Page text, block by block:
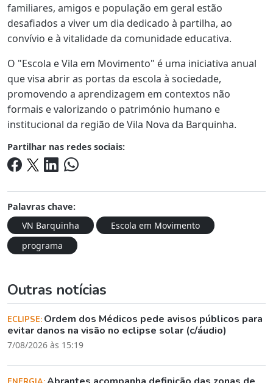
familiares, amigos e população em geral estão
desafiados a viver um dia dedicado à partilha, ao
convívio e à vitalidade da comunidade educativa.
O "Escola e Vila em Movimento" é uma iniciativa anual
que visa abrir as portas da escola à sociedade,
promovendo a aprendizagem em contextos não
formais e valorizando o património humano e
institucional da região de Vila Nova da Barquinha.
Partilhar nas redes sociais:
Palavras chave:
VN Barquinha
Escola em Movimento
programa
Outras notícias
ECLIPSE: Ordem dos Médicos pede avisos públicos para
evitar danos na visão no eclipse solar (c/áudio)
7/08/2026 às 15:19